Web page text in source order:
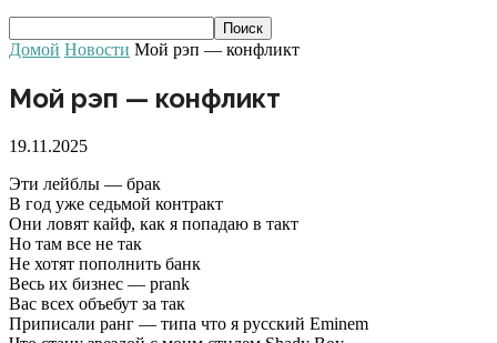
Домой Новости Мой рэп — конфликт
Мой рэп — конфликт
19.11.2025
Эти лейблы — брак
В год уже седьмой контракт
Они ловят кайф, как я попадаю в такт
Но там все не так
Не хотят пополнить банк
Весь их бизнес — prank
Вас всех объебут за так
Приписали ранг — типа что я русский Eminem